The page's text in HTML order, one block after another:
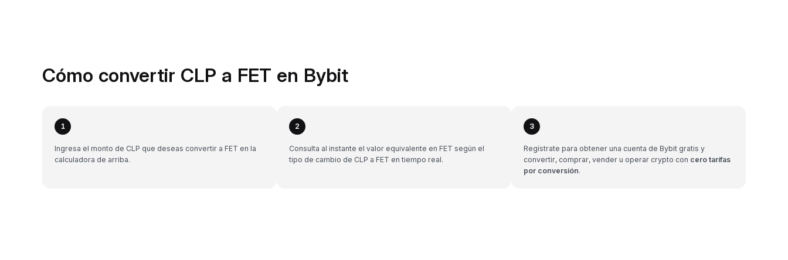
Cómo convertir CLP a FET en Bybit
1
Ingresa el monto de CLP que deseas convertir a FET en la
calculadora de arriba.
2
Consulta al instante el valor equivalente en FET según el
tipo de cambio de CLP a FET en tiempo real.
3
Regístrate para obtener una cuenta de Bybit gratis y
convertir, comprar, vender u operar crypto con cero tarifas
por conversión.